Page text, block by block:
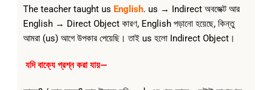
The teacher taught us English. us → Indirect অবজেক্ট আর
English → Direct Object কারণ, English পড়ানো হয়েছে, কিন্তু
আমরা (us) আগে উপকার পেয়েছি। তাই us হলো Indirect Object।
যদি বাক্যে প্রশ্ন করা যায়—